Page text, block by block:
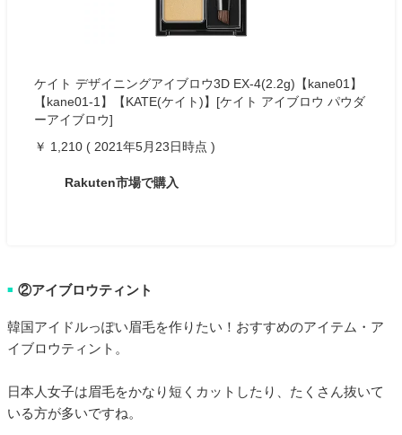
ケイト デザイニングアイブロウ3D EX-4(2.2g)【kane01】
【kane01-1】【KATE(ケイト)】[ケイト アイブロウ パウダ
ーアイブロウ]
￥ 1,210 ( 2021年5月23日時点 )
Rakuten市場で購入
■ ②アイブロウティント
韓国アイドルっぽい眉毛を作りたい！おすすめのアイテム・ア
イブロウティント。
日本人女子は眉毛をかなり短くカットしたり、たくさん抜いて
いる方が多いですね。